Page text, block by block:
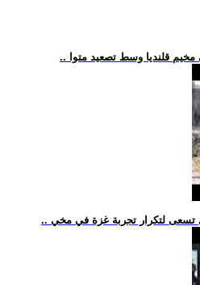
مخيم قلنديا وسط تصعيد متوا
تسعى لتكرار تجربة غزة في مخي